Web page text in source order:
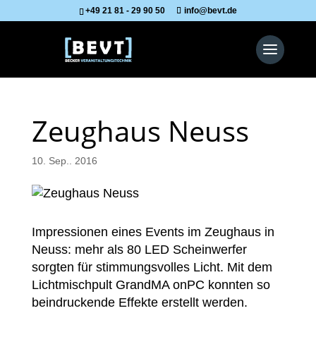
+49 21 81 - 29 90 50 info@bevt.de
Zeughaus Neuss
10. Sep.. 2016
Impressionen eines Events im Zeughaus in
Neuss: mehr als 80 LED Scheinwerfer
sorgten für stimmungsvolles Licht. Mit dem
Lichtmischpult GrandMA onPC konnten so
beindruckende Effekte erstellt werden.